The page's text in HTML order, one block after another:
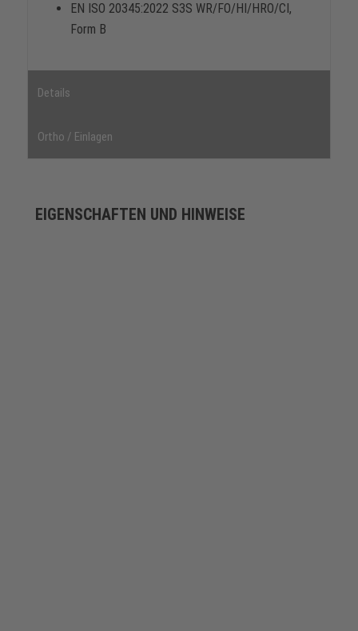
EN ISO 20345:2022 S3S WR/FO/HI/HRO/CI,
Form B
Details
Ortho / Einlagen
EIGENSCHAFTEN UND HINWEISE